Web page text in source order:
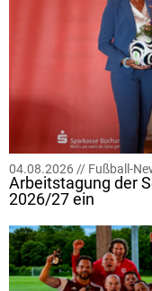
04.08.2026 // Fußball-
Arbeitstagung der
2026/27 ein